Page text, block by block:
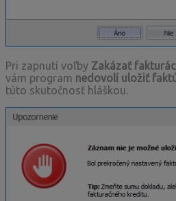
Pri zapnutí voľby Zakázať
vám program nedovolí uložiť
túto skutočnosť hláškou.